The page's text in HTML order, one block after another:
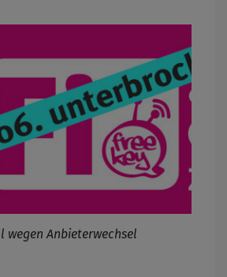
wegen Anbieterwechsel